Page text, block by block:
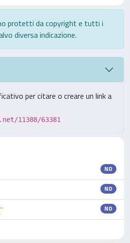
protetti da copyright e tutti i
diversa indicazione.
per citare o creare un link a
11388/63381
ND
ND
ND